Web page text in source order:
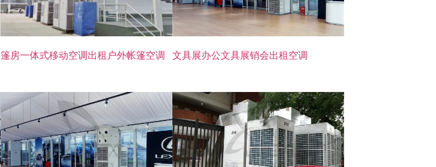
篷房一体式移动空调出租户外帐篷空调 文具展办公文具展销会出租空调